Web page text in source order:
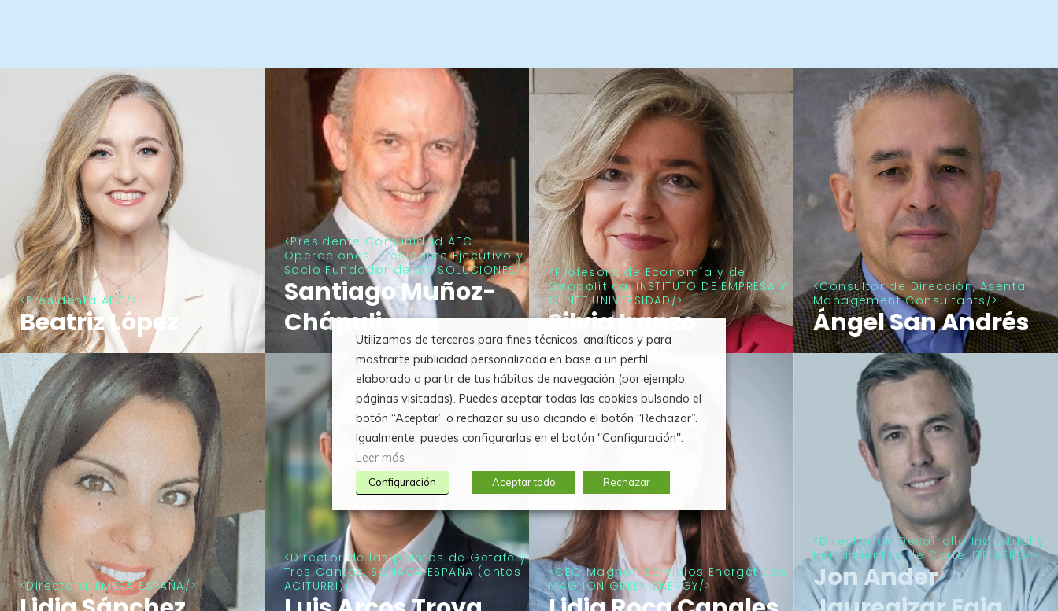
Presidenta AEC
Beatriz López
Presidente Comunidad AEC
Operaciones. Presidente Ejecutivo y
Socio Fundador de ON SOLUCIONES
Santiago Muñoz-
Chápuli
Profesora de Economía y de
Geopolítica. INSTITUTO DE EMPRESA Y
CUNEF UNIVERSIDAD
Silvia Iranzo
Consultor de Dirección, Asenta
Management Consultants
Ángel San Andrés
Directora, EMERA ESPAÑA
Director de las plantas de Getafe y
Tres Cantos, SONACA ESPAÑA (antes
ACITURRI)
CEO Magnon Servicios Energéticos,
MAGNON GREEN ENERGY
Director de Desarrollo Industrial y
Herramientas de Corte, ITP AERO
Jon Ander
Utilizamos de terceros para fines técnicos, analíticos y para
mostrarte publicidad personalizada en base a un perfil
elaborado a partir de tus hábitos de navegación (por ejemplo,
páginas visitadas). Puedes aceptar todas las cookies pulsando el
botón “Aceptar” o rechazar su uso clicando el botón “Rechazar”.
Igualmente, puedes configurarlas en el botón "Configuración".
Leer más
Configuración Aceptar todo Rechazar